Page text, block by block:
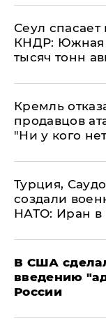
​Сеул
КНДР: Южная
тысяч тонн
Кремль
продавцов
"Ни у кого
Турция,
создали
НАТО: Иран в
В США
введению
России